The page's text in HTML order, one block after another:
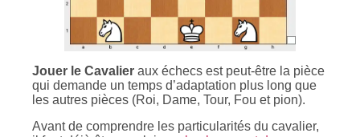
Jouer le Cavalier aux échecs est peut-être la pièce
qui demande un temps d’adaptation plus long que
les autres pièces (Roi, Dame, Tour, Fou et pion).
Avant de comprendre les particularités du cavalier,